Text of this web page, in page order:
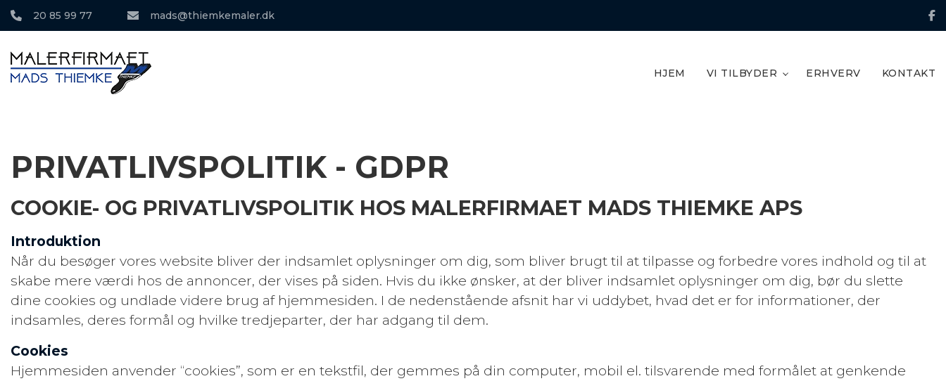
Gå
20 85 99 77 mads@thiemkemaler.dk
HJEM VI TILBYDER ERHVERV KONTAKT
PRIVATLIVSPOLITIK - GDPR
COOKIE- OG PRIVATLIVSPOLITIK HOS MALERFIRMAET MADS THIEMKE APS
Introduktion
Når du besøger vores website bliver der indsamlet oplysninger om dig, som bliver brugt til at tilpasse og forbedre vores indhold og til at
skabe mere værdi hos de annoncer, der vises på siden. Hvis du ikke ønsker, at der bliver indsamlet oplysninger om dig, bør du slette
dine cookies og undlade videre brug af hjemmesiden. I de nedenstående afsnit har vi uddybet, hvad det er for informationer, der
indsamles, deres formål og hvilke tredjeparter, der har adgang til dem.
Cookies
Hjemmesiden anvender “cookies”, som er en tekstfil, der gemmes på din computer, mobil el. tilsvarende med formålet at genkende